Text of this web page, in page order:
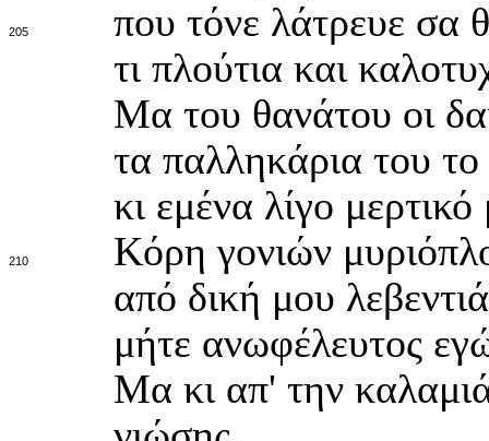
205
που τόνε λάτρευε σα
τι πλούτια και
Μα του θανάτου οι
τα παλληκάρια του
κι εμένα λίγο
210
Κόρη γονιών
από δική μου
μήτε ανωφέλευτος
Μα κι απ' την